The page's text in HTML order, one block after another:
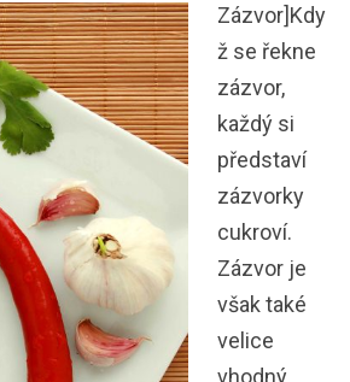
Zázvor]Kdy
ž se řekne
zázvor,
každý si
představí
zázvorky
cukroví.
Zázvor je
však také
velice
vhodný